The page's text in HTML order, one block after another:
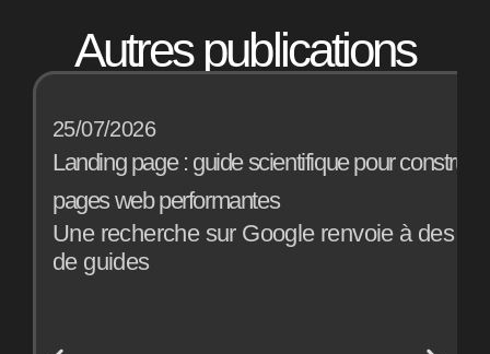
Autres publications
25/07/2026
Landing page : guide scientifique pour
pages web performantes
Une recherche sur Google renvoie à des
de guides